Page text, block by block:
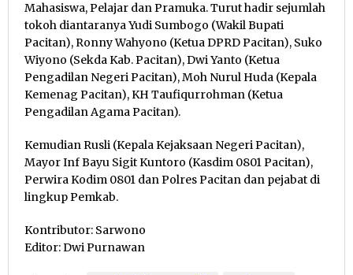
Mahasiswa, Pelajar dan Pramuka. Turut hadir sejumlah
tokoh diantaranya Yudi Sumbogo (Wakil Bupati
Pacitan), Ronny Wahyono (Ketua DPRD Pacitan), Suko
Wiyono (Sekda Kab. Pacitan), Dwi Yanto (Ketua
Pengadilan Negeri Pacitan), Moh Nurul Huda (Kepala
Kemenag Pacitan), KH Taufiqurrohman (Ketua
Pengadilan Agama Pacitan).
Kemudian Rusli (Kepala Kejaksaan Negeri Pacitan),
Mayor Inf Bayu Sigit Kuntoro (Kasdim 0801 Pacitan),
Perwira Kodim 0801 dan Polres Pacitan dan pejabat di
lingkup Pemkab.
Kontributor: Sarwono
Editor: Dwi Purnawan